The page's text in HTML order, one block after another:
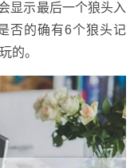
显示最后一个狼头入
否的确有6个狼头记
的。